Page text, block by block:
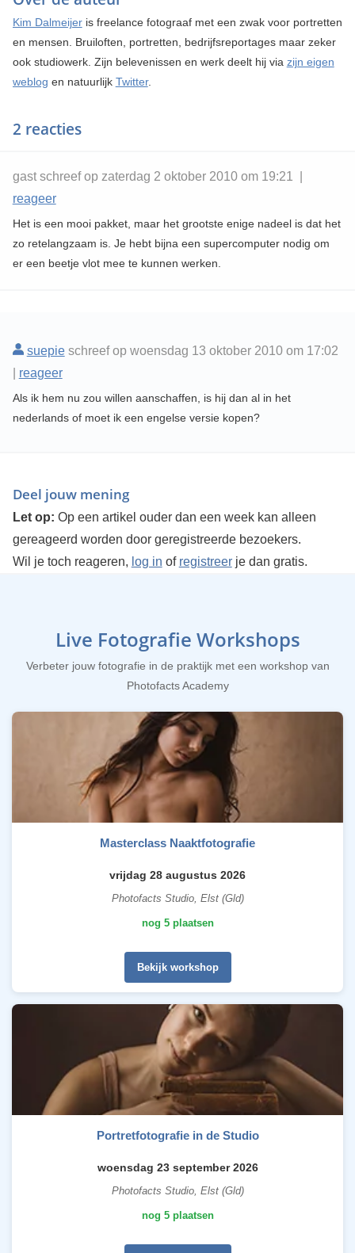
Kim Dalmeijeris freelance fotograaf met een zwak voor portretten
en mensen. Bruiloften, portretten, bedrijfsreportages maar zeker
ook studiowerk. Zijn belevenissen en werk deelt hij via zijn eigen
weblog en natuurlijk Twitter.
2 reacties
gast schreef op zaterdag 2 oktober 2010 om 19:21 |
reageer
Het is een mooi pakket, maar het grootste enige nadeel is dat het
zo retelangzaam is. Je hebt bijna een supercomputer nodig om
er een beetje vlot mee te kunnen werken.
suepieschreef op woensdag 13 oktober 2010 om 17:02
reageer
Als ik hem nu zou willen aanschaffen, is hij dan al in het
nederlands of moet ik een engelse versie kopen?
Deel jouw mening
Let op: Op een artikel ouder dan een week kan alleen
gereageerd worden door geregistreerde bezoekers.
Wil je toch reageren, log in of registreerje dan gratis.
Live Fotografie Workshops
Verbeter jouw fotografie in de praktijk met een workshop van
Photofacts Academy
Masterclass Naaktfotografie
vrijdag 28 augustus 2026
Photofacts Studio, Elst (Gld)
nog 5 plaatsen
Bekijk workshop
Portretfotografie in de Studio
woensdag 23 september 2026
Photofacts Studio, Elst (Gld)
nog 5 plaatsen